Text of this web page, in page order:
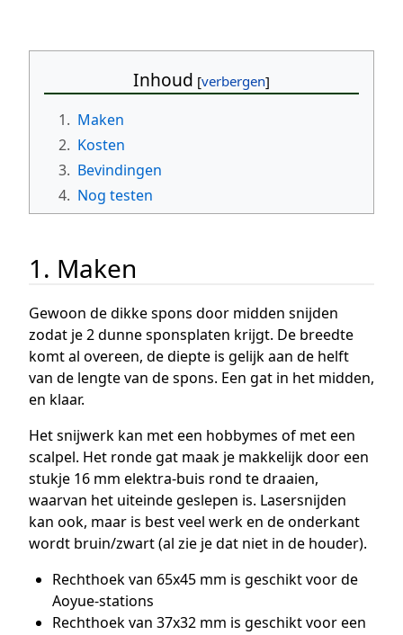
Inhoud
1. Maken
2. Kosten
3. Bevindingen
4. Nog testen
1. Maken
Gewoon de dikke spons door midden snijden
zodat je 2 dunne sponsplaten krijgt. De breedte
komt al overeen, de diepte is gelijk aan de helft
van de lengte van de spons. Een gat in het midden,
en klaar.
Het snijwerk kan met een hobbymes of met een
scalpel. Het ronde gat maak je makkelijk door een
stukje 16 mm elektra-buis rond te draaien,
waarvan het uiteinde geslepen is. Lasersnijden
kan ook, maar is best veel werk en de onderkant
wordt bruin/zwart (al zie je dat niet in de houder).
Rechthoek van 65x45 mm is geschikt voor de
Aoyue-stations
Rechthoek van 37x32 mm is geschikt voor een